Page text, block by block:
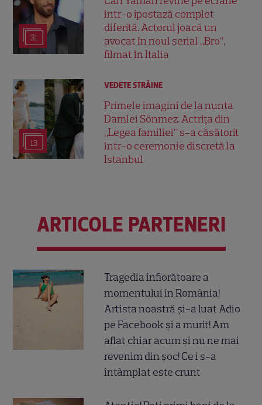
31
într-o ipostază complet
diferită. Actorul joacă un
avocat în noul serial „Bro”,
filmat în Italia
13
VEDETE STRĂINE
Primele imagini de la nunta
Damlei Sönmez. Actrița din
„Legea familiei” s-a căsătorit
într-o ceremonie discretă la
Istanbul
ARTICOLE PARTENERI
Tragedia înfiorătoare a
momentului în România!
Artista noastră și-a luat Adio
pe Facebook și a murit! Am
aflat chiar acum și nu ne mai
revenim din șoc! Ce i s-a
întâmplat este crunt